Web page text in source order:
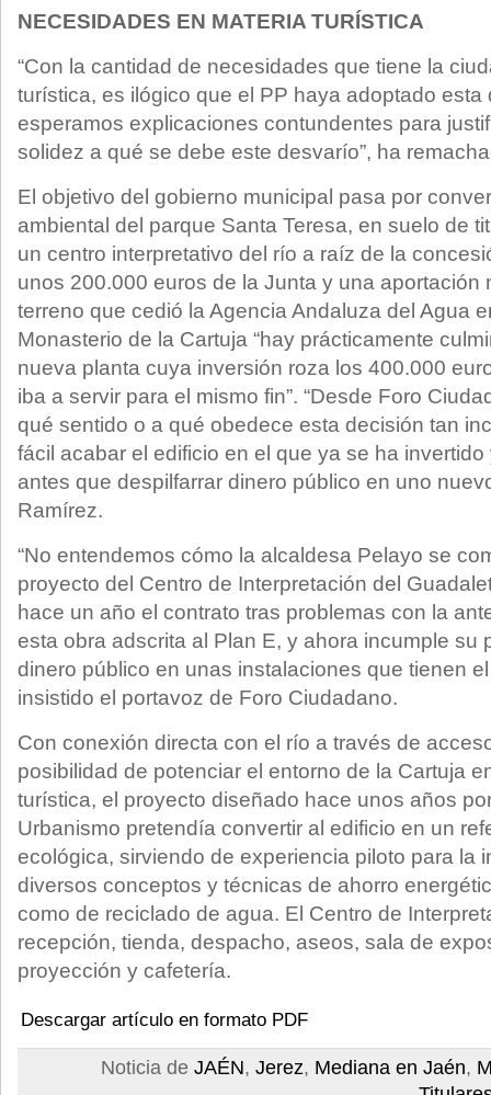
NECESIDADES EN MATERIA TURÍSTICA
“Con la cantidad de necesidades que tiene la
turística, es ilógico que el PP haya adoptado esta
esperamos explicaciones contundentes para
solidez a qué se debe este desvarío”, ha
El objetivo del gobierno municipal pasa por
ambiental del parque Santa Teresa, en suelo de
un centro interpretativo del río a raíz de la
unos 200.000 euros de la Junta y una aportación
terreno que cedió la Agencia Andaluza del Agua
Monasterio de la Cartuja “hay prácticamente
nueva planta cuya inversión roza los 400.000
iba a servir para el mismo fin”. “Desde Foro
qué sentido o a qué obedece esta decisión tan
fácil acabar el edificio en el que ya se ha
antes que despilfarrar dinero público en uno
Ramírez.
“No entendemos cómo la alcaldesa Pelayo se
proyecto del Centro de Interpretación del
hace un año el contrato tras problemas con la
esta obra adscrita al Plan E, y ahora incumple su
dinero público en unas instalaciones que tienen
insistido el portavoz de Foro Ciudadano.
Con conexión directa con el río a través de
posibilidad de potenciar el entorno de la Cartuja
turística, el proyecto diseñado hace unos años
Urbanismo pretendía convertir al edificio en un
ecológica, sirviendo de experiencia piloto para la
diversos conceptos y técnicas de ahorro
como de reciclado de agua. El Centro de
recepción, tienda, despacho, aseos, sala de
proyección y cafetería.
Descargar artículo en formato PDF
Noticia de JAÉN, Jerez, Mediana en Jaén,